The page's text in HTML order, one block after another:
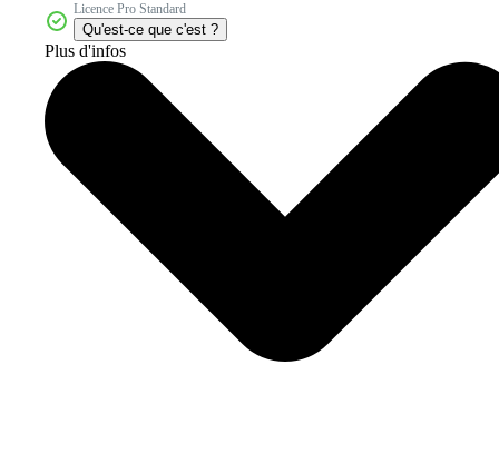
Licence Pro Standard
Qu'est-ce que c'est ?
Plus d'infos